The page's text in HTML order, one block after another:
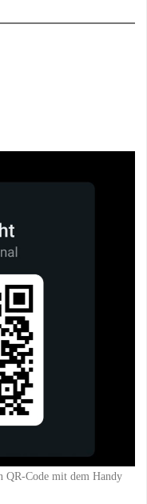
QR-Code mit dem Handy